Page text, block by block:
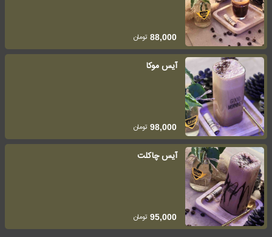
88,000 تومان
آیس موکا
98,000 تومان
آیس چاکلت
95,000 تومان